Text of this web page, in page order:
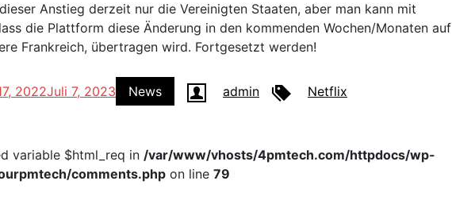
Anstieg derzeit nur die Vereinigten Staaten, aber man kann mit
die Plattform diese Änderung in den kommenden Wochen/Monaten auf
Frankreich, übertragen wird. Fortgesetzt werden!
2022Juli 7, 2023 News admin Netflix
variable $html_req in /var/www/vhosts/4pmtech.com/httpdocs/wp-
comments.php on line 79